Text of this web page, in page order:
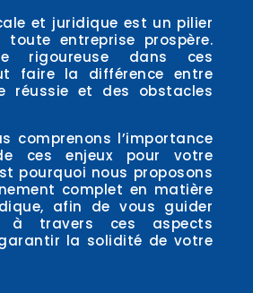
et juridique est un pilier
toute entreprise prospère.
rigoureuse dans ces
faire la différence entre
réussie et des obstacles
comprenons l’importance
ces enjeux pour votre
pourquoi nous proposons
complet en matière
afin de vous guider
à travers ces aspects
la solidité de votre